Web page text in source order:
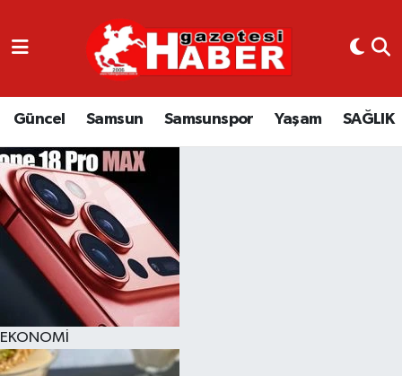
Güncel Samsun Samsunspor Yaşam SAĞLIK
EKONOMİ
GÜNCEL
SAMSUN
SAMSUNSPOR
EKONOMİ
YAŞAM